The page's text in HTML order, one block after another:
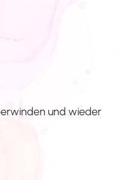
und wieder